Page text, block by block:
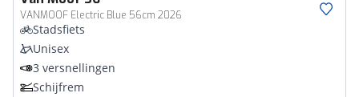
VANMOOF Electric Blue 56cm 2026
Stadsfiets
Unisex
3 versnellingen
Schijfrem